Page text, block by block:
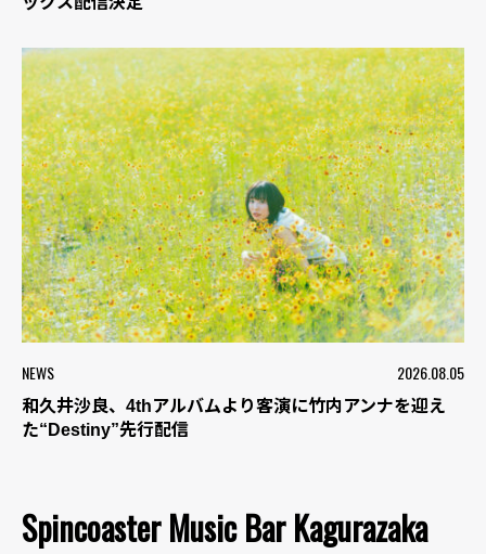
NEWS 2026.08.05
和久井沙良、4thアルバムより客演に竹内アンナを迎え
た“Destiny”先行配信
Spincoaster Music Bar Kagurazaka